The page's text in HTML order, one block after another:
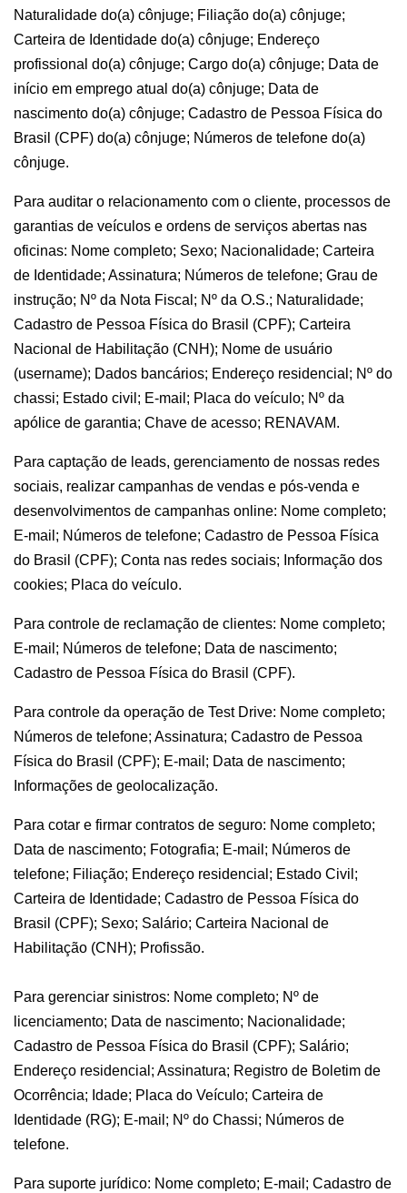
Naturalidade do(a) cônjuge; Filiação do(a) cônjuge;
Carteira de Identidade do(a) cônjuge; Endereço
profissional do(a) cônjuge; Cargo do(a) cônjuge; Data de
início em emprego atual do(a) cônjuge; Data de
nascimento do(a) cônjuge; Cadastro de Pessoa Física do
Brasil (CPF) do(a) cônjuge; Números de telefone do(a)
cônjuge.
Para auditar o relacionamento com o cliente, processos de
garantias de veículos e ordens de serviços abertas nas
oficinas: Nome completo; Sexo; Nacionalidade; Carteira
de Identidade; Assinatura; Números de telefone; Grau de
instrução; Nº da Nota Fiscal; Nº da O.S.; Naturalidade;
Cadastro de Pessoa Física do Brasil (CPF); Carteira
Nacional de Habilitação (CNH); Nome de usuário
(username); Dados bancários; Endereço residencial; Nº do
chassi; Estado civil; E-mail; Placa do veículo; Nº da
apólice de garantia; Chave de acesso; RENAVAM.
Para captação de leads, gerenciamento de nossas redes
sociais, realizar campanhas de vendas e pós-venda e
desenvolvimentos de campanhas online: Nome completo;
E-mail; Números de telefone; Cadastro de Pessoa Física
do Brasil (CPF); Conta nas redes sociais; Informação dos
cookies; Placa do veículo.
Para controle de reclamação de clientes: Nome completo;
E-mail; Números de telefone; Data de nascimento;
Cadastro de Pessoa Física do Brasil (CPF).
Para controle da operação de Test Drive: Nome completo;
Números de telefone; Assinatura; Cadastro de Pessoa
Física do Brasil (CPF); E-mail; Data de nascimento;
Informações de geolocalização.
Para cotar e firmar contratos de seguro: Nome completo;
Data de nascimento; Fotografia; E-mail; Números de
telefone; Filiação; Endereço residencial; Estado Civil;
Carteira de Identidade; Cadastro de Pessoa Física do
Brasil (CPF); Sexo; Salário; Carteira Nacional de
Habilitação (CNH); Profissão.
Para gerenciar sinistros: Nome completo; Nº de
licenciamento; Data de nascimento; Nacionalidade;
Cadastro de Pessoa Física do Brasil (CPF); Salário;
Endereço residencial; Assinatura; Registro de Boletim de
Ocorrência; Idade; Placa do Veículo; Carteira de
Identidade (RG); E-mail; Nº do Chassi; Números de
telefone.
Para suporte jurídico: Nome completo; E-mail; Cadastro de